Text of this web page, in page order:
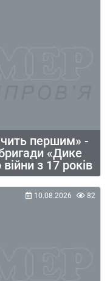
першим» -
«Дике
з 17 років
10.08.2026 82